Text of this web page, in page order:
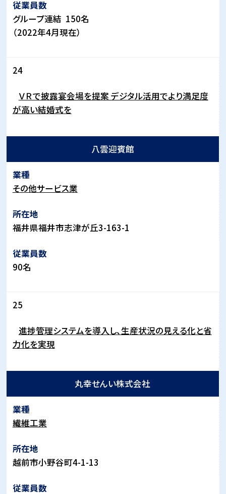
グループ連結 150名
（2022年4月現在）
24
ＶＲで披露宴会場を提案 デジタル活用でより満足度
が高い結婚式を
八雲迎賓館
その他サービス業
福井県福井市志津が丘3-163-1
90名
25
進捗管理システムを導入し、生産状況の見える化と省
力化を実現
丸幸せんい株式会社
繊維工業
越前市小野谷町4-1-13